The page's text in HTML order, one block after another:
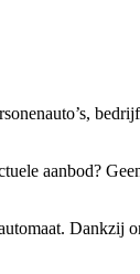
aanbod?
Dankzij